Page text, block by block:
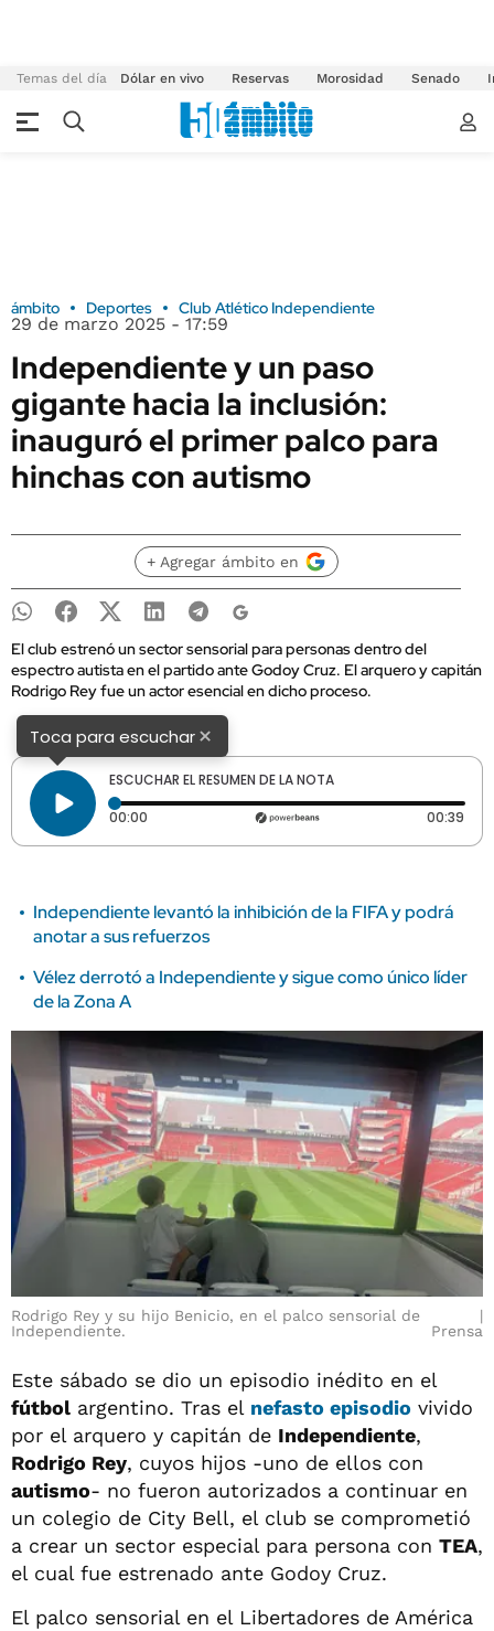
Temas del día Dólar en vivo Reservas Morosidad Senado
ámbito Deportes Club Atlético Independiente
29 de marzo 2025 - 17:59
Independiente y un paso
gigante hacia la inclusión:
inauguró el primer palco para
hinchas con autismo
+ Agregar ámbito en
El club estrenó un sector sensorial para personas dentro del
espectro autista en el partido ante Godoy Cruz. El arquero y capitán
Rodrigo Rey fue un actor esencial en dicho proceso.
Toca para escuchar×
ESCUCHAR EL RESUMEN DE LA NOTA
00:00 Tiempo transcurrido: 0 segundos 00:39
Independiente levantó la inhibición de la FIFA y podrá
anotar a sus refuerzos
Vélez derrotó a Independiente y sigue como único líder
de la Zona A
Rodrigo Rey y su hijo Benicio, en el palco sensorial de
Independiente.
Prensa
Este sábado se dio un episodio inédito en el
fútbol argentino. Tras el nefasto episodio vivido
por el arquero y capitán de Independiente,
Rodrigo Rey, cuyos hijos -uno de ellos con
autismo- no fueron autorizados a continuar en
un colegio de City Bell, el club se comprometió
a crear un sector especial para persona con TEA,
el cual fue estrenado ante Godoy Cruz.
El palco sensorial en el Libertadores de América